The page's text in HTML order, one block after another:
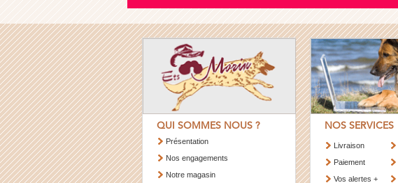
QUI SOMMES NOUS ?
Présentation
Nos engagements
Notre magasin
NOS SERVICES
Livraison
Paiement
Vos alertes +